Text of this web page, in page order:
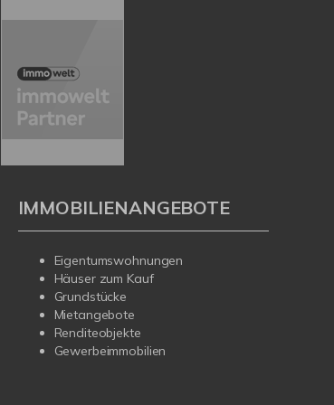
IMMOBILIENANGEBOTE
Eigentumswohnungen
Häuser zum Kauf
Grundstücke
Mietangebote
Renditeobjekte
Gewerbeimmobilien